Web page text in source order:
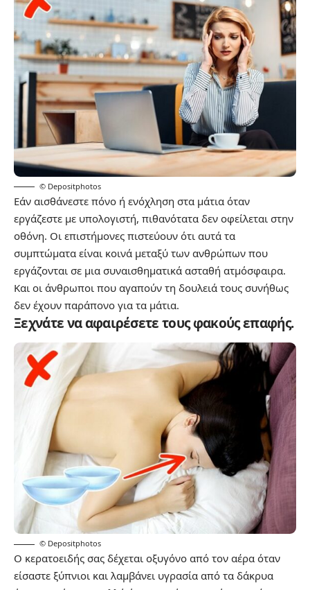
© Depositphotos
Εάν αισθάνεστε πόνο ή ενόχληση στα μάτια όταν
εργάζεστε με υπολογιστή, πιθανότατα δεν οφείλεται στην
οθόνη. Οι επιστήμονες πιστεύουν ότι αυτά τα
συμπτώματα είναι κοινά μεταξύ των ανθρώπων που
εργάζονται σε μια συναισθηματικά ασταθή ατμόσφαιρα.
Και οι άνθρωποι που αγαπούν τη δουλειά τους συνήθως
δεν έχουν παράπονο για τα μάτια.
Ξεχνάτε να αφαιρέσετε τους φακούς επαφής.
© Depositphotos
Ο κερατοειδής σας δέχεται οξυγόνο από τον αέρα όταν
είσαστε ξύπνιοι και λαμβάνει υγρασία από τα δάκρυα